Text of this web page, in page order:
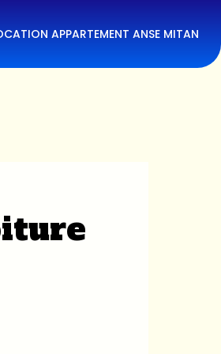
APPARTEMENT ANSE MITAN